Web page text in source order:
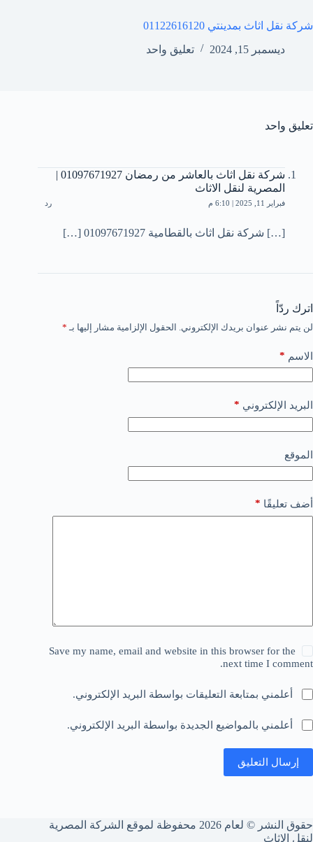
شركة نقل اثاث بمدينتي 01122616120
ديسمبر 15, 2024
تعليق واحد
تعليق واحد
شركة نقل اثاث بالعاشر من رمضان 01097671927 |
المصرية لنقل الاثاث
فبراير 11, 2025 | 6:10 م رد
[…] شركة نقل اثاث بالقطامية 01097671927 […]
اترك ردّاً
لن يتم نشر عنوان بريدك الإلكتروني. الحقول الإلزامية مشار إليها بـ *
الاسم *
البريد الإلكتروني *
الموقع
أضف تعليقًا *
Save my name, email and website in this browser for the
next time I comment.
أعلمني بمتابعة التعليقات بواسطة البريد الإلكتروني.
أعلمني بالمواضيع الجديدة بواسطة البريد الإلكتروني.
إرسال التعليق
حقوق النشر © لعام 2026 محفوظة لموقع الشركة المصرية
لنقل الاثاث